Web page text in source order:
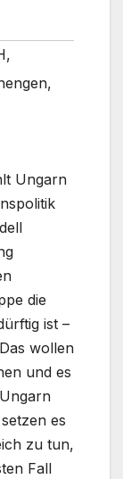
,
,
Ungarn
die
ist –
wollen
und es
es
zu tun,
Fall